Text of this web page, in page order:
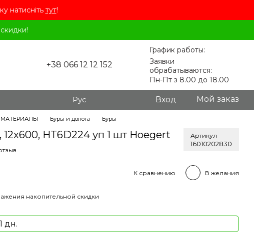
натисніть тут!
+38 066 12 12 152
График работы:
Заявки
обрабатываются:
Пн-Пт з 8.00 до 18.00
Рус Вход Мой заказ
Буры и долота Буры
12x600, HT6D224 уп 1 шт Hoegert Артикул
16010202830
К сравнению В желания
накопительной скидки
дн.